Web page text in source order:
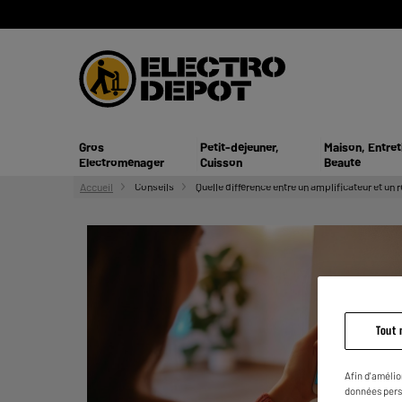
Gros
Electroménager
Petit-déjeuner,
Cuisson
Maison,
Beauté
Accueil Conseils Quelle différence entre un amplificateur et un
Tout
Afin
données